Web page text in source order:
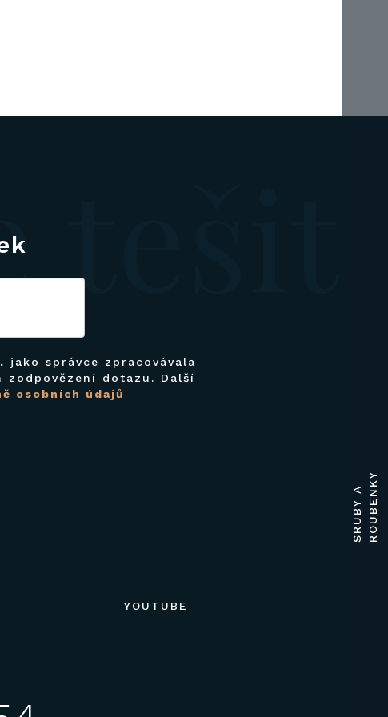
S
R
U
B
Y
A
R
O
U
B
E
N
KY
jako správce zpracovávala
dotazu. Další
osobních údajů
YOUTUBE